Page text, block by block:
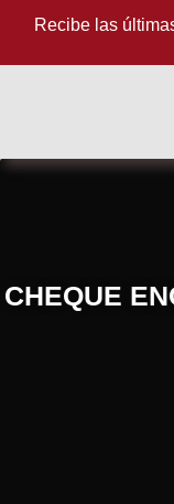
Recibe las
CHEQUE